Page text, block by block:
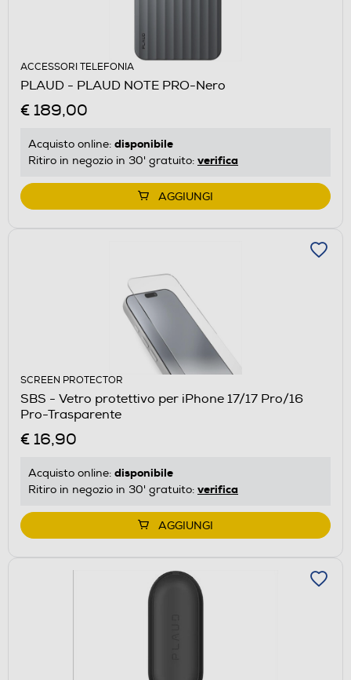
ACCESSORI TELEFONIA
PLAUD - PLAUD NOTE PRO-Nero
€ 189,00
Acquisto online: disponibile
Ritiro in negozio in 30' gratuito: verifica
AGGIUNGI
SCREEN PROTECTOR
SBS - Vetro protettivo per iPhone 17/17 Pro/16
Pro-Trasparente
€ 16,90
Acquisto online: disponibile
Ritiro in negozio in 30' gratuito: verifica
AGGIUNGI